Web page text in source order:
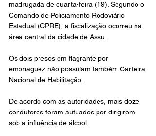
madrugada de quarta-feira (19). Segundo o
Comando de Policiamento Rodoviário
Estadual (CPRE), a fiscalização ocorreu na
área central da cidade de Assu.
Os dois presos em flagrante por
embriaguez não possuíam também Carteira
Nacional de Habilitação.
De acordo com as autoridades, mais doze
condutores foram autuados por dirigirem
sob a influência de álcool.